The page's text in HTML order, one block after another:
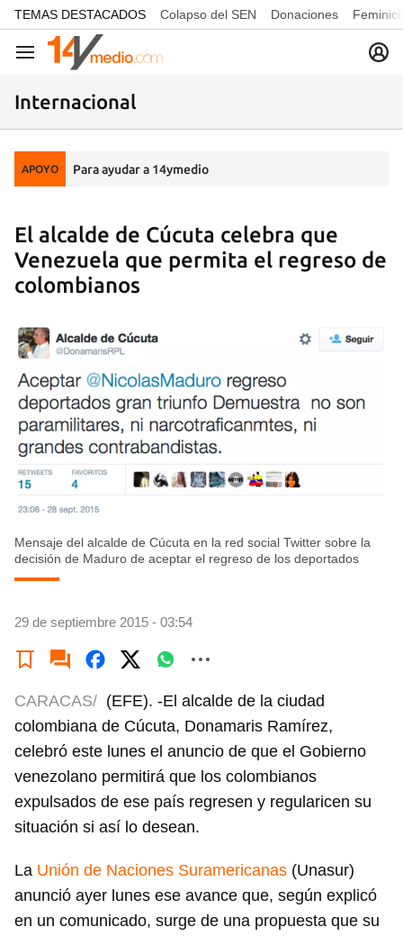
common.go-to-content
TEMAS DESTACADOS Colapso del SEN Donaciones
Navegación
Internacional
APOYO Para ayudar a 14ymedio
El alcalde de Cúcuta celebra que
Venezuela que permita el regreso de
colombianos
Mensaje del alcalde de Cúcuta en la red social Twitter sobre la
decisión de Maduro de aceptar el regreso de los deportados
29 de septiembre 2015 - 03:54
CARACAS/ (EFE). -El alcalde de la ciudad
colombiana de Cúcuta, Donamaris Ramírez,
celebró este lunes el anuncio de que el Gobierno
venezolano permitirá que los colombianos
expulsados de ese país regresen y regularicen su
situación si así lo desean.
La Unión de Naciones Suramericanas (Unasur)
anunció ayer lunes ese avance que, según explicó
en un comunicado, surge de una propuesta que su